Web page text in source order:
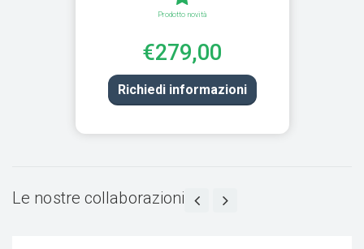
Prodotto novità
€279,00
Richiedi informazioni
Le nostre collaborazioni